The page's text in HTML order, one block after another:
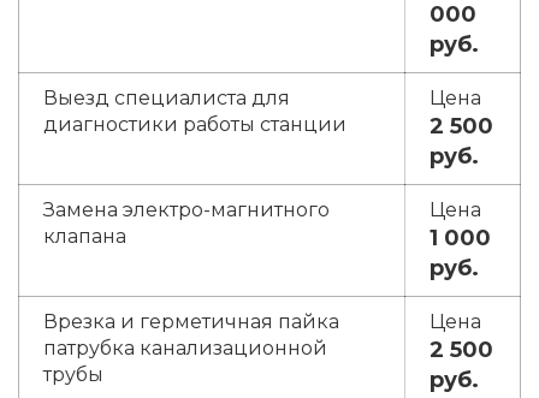
000
руб.
Выезд специалиста для
диагностики работы станции
2 500
руб.
Замена электро-магнитного
клапана
1 000
руб.
Врезка и герметичная пайка
патрубка канализационной
трубы
2 500
руб.